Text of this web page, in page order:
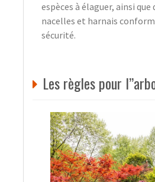
espèces à élaguer, ainsi que
nacelles et harnais
sécurité.
Les règles pour